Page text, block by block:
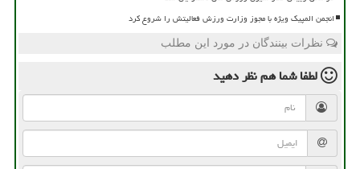
انجمن المپیک ویژه با مجوز وزارت ورزش فعالیتش را شروع کرد
نظرات بینندگان در مورد این مطلب
لطفا شما همنظر دهید